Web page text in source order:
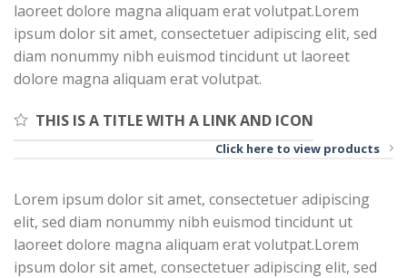
laoreet dolore magna aliquam erat volutpat.Lorem
ipsum dolor sit amet, consectetuer adipiscing elit, sed
diam nonummy nibh euismod tincidunt ut laoreet
dolore magna aliquam erat volutpat.
THIS IS A TITLE WITH A LINK AND ICON
Click here to view products
Lorem ipsum dolor sit amet, consectetuer adipiscing
elit, sed diam nonummy nibh euismod tincidunt ut
laoreet dolore magna aliquam erat volutpat.Lorem
ipsum dolor sit amet, consectetuer adipiscing elit, sed